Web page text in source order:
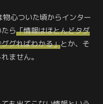
心ついた頃からインター
ら「情報はほとんどタダ
グればわかる」とか、そ
ません。